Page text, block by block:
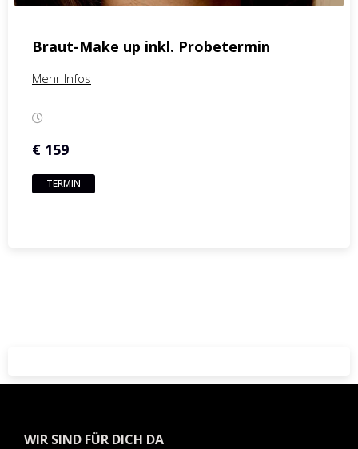
Braut-Make up inkl. Probetermin
Mehr Infos
€ 159
TERMIN
WIR SIND FÜR DICH DA